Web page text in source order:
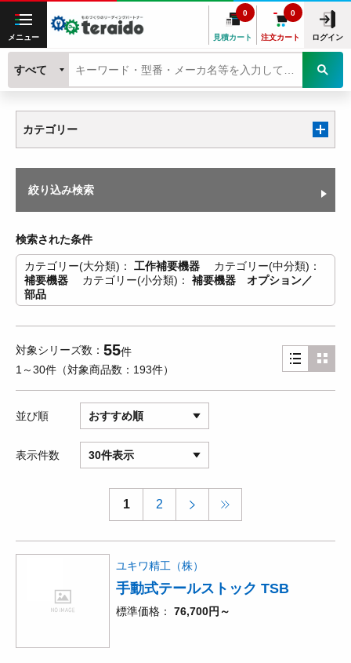
メニュー 見積カート
0
注文カート
0
ログイン
すべて
カテゴリー
絞り込み検索
検索された条件
カテゴリー(大分類) 工作補要機器
カテゴリー(中分類)
補要機器
カテゴリー(小分類)
補要機器 オプション／
部品
対象シリーズ数 55件
1～30件
対象商品数 193件
並び順 おすすめ順
表示件数 30件表示
1 2
ユキワ精工（株）
手動式テールストック TSB
標準価格 76,700円～